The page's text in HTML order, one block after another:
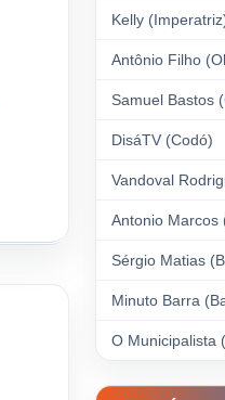
Kelly
Antônio Filho
Samuel Bastos
DisáTV (Codó)
Vandoval
Antonio Marcos
Sérgio Matias
Minuto Barra
O Municipalista